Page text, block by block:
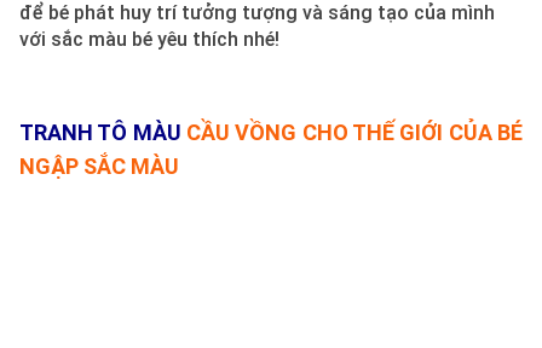
để bé phát huy trí tưởng tượng và sáng tạo của mình
với sắc màu bé yêu thích nhé!
TRANH TÔ MÀU CẦU VỒNG CHO THẾ GIỚI CỦA BÉ
NGẬP SẮC MÀU